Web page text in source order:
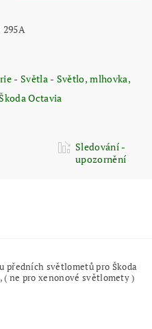
295A
- Světla - Světlo, mlhovka,
Octavia
Sledování -
upozornění
světlometů pro Škoda
ne pro xenonové světlomety )